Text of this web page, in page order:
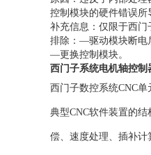
控制模块的硬件错误所
补充信息：仅限于西门
排除：—驱动模块断电
—更换控制模块。
西门子系统电机轴控制
西门子数控系统CNC单
典型CNC软件装置的
偿、速度处理、插补